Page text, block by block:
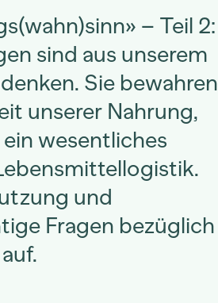
– Teil 2:
sind aus unserem
Sie bewahren
unserer Nahrung,
wesentliches
und
Fragen bezüglich